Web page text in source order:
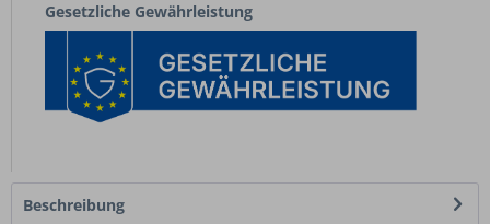
Gesetzliche Gewährleistung
Beschreibung